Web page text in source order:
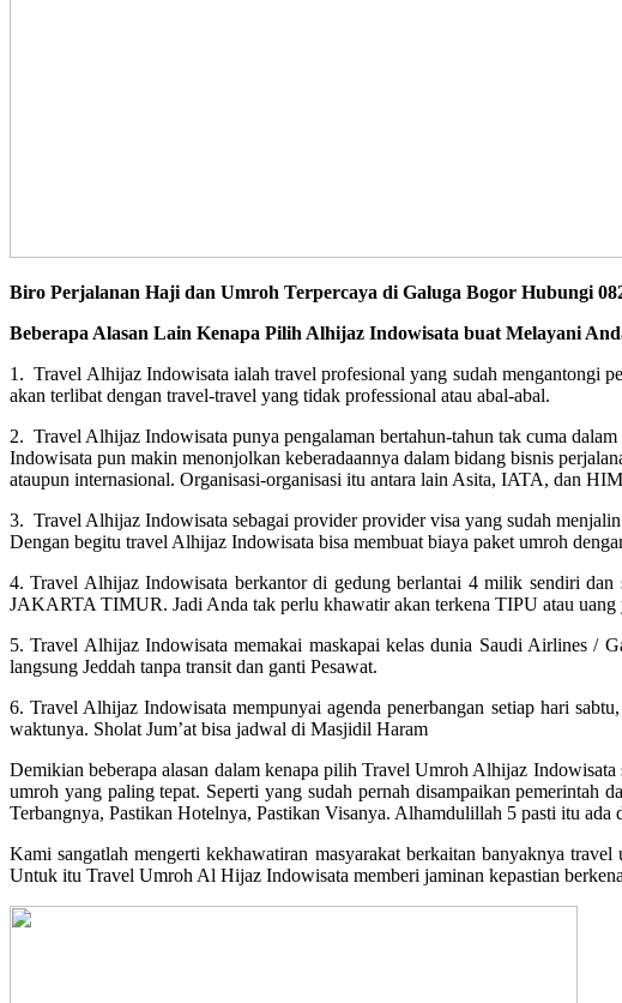
Biro Perjalanan Haji dan Umroh Terpercaya di Galuga Bogor Hubungi
Beberapa Alasan Lain Kenapa Pilih Alhijaz Indowisata buat Melayani
1. Travel Alhijaz Indowisata ialah travel profesional yang sudah mengantongi
akan terlibat dengan travel-travel yang tidak professional atau abal-abal.
2. Travel Alhijaz Indowisata punya pengalaman bertahun-tahun tak cuma
Indowisata pun makin menonjolkan keberadaannya dalam bidang bisnis
ataupun internasional. Organisasi-organisasi itu antara lain Asita, IATA, dan
3. Travel Alhijaz Indowisata sebagai provider provider visa yang sudah
Dengan begitu travel Alhijaz Indowisata bisa membuat biaya paket umroh
4. Travel Alhijaz Indowisata berkantor di gedung berlantai 4 milik sendiri
JAKARTA TIMUR. Jadi Anda tak perlu khawatir akan terkena TIPU atau uang
5. Travel Alhijaz Indowisata memakai maskapai kelas dunia Saudi Airlines /
langsung Jeddah tanpa transit dan ganti Pesawat.
6. Travel Alhijaz Indowisata mempunyai agenda penerbangan setiap hari
waktunya. Sholat Jum’at bisa jadwal di Masjidil Haram
Demikian beberapa alasan dalam kenapa pilih Travel Umroh Alhijaz
umroh yang paling tepat. Seperti yang sudah pernah disampaikan
Terbangnya, Pastikan Hotelnya, Pastikan Visanya. Alhamdulillah 5 pasti itu
Kami sangatlah mengerti kekhawatiran masyarakat berkaitan banyaknya
Untuk itu Travel Umroh Al Hijaz Indowisata memberi jaminan kepastian